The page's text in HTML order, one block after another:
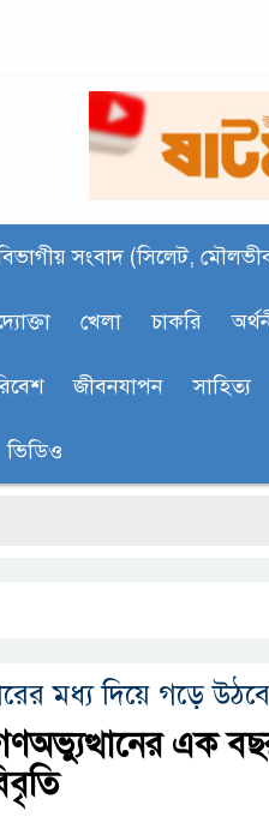
সংবাদ (সিলেট,
খেলা চাকরি
জীবনযাপন সাহিত‍্য
ভিডিও
মধ্য দিয়ে গড়ে
এক